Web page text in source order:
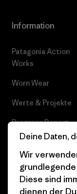
Information
Patagonia Action
Works
Worn Wear
Werte & Projekte
Progress Report
Business Unusual
Klimaziele
1% For The Planet
Deine Daten,
Wir
Diese sind
dienen der